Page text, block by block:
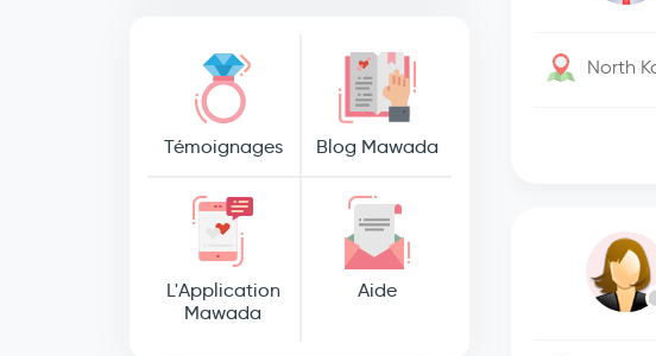
Témoignages Blog Mawada
L'Application
Mawada
Aide